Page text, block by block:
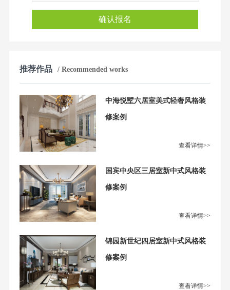
确认报名
推荐作品 / Recommended works
中海悦墅六居室美式轻奢风格装
修案例
查看详情>>
国宾中央区三居室新中式风格装
修案例
查看详情>>
锦园新世纪四居室新中式风格装
修案例
查看详情>>